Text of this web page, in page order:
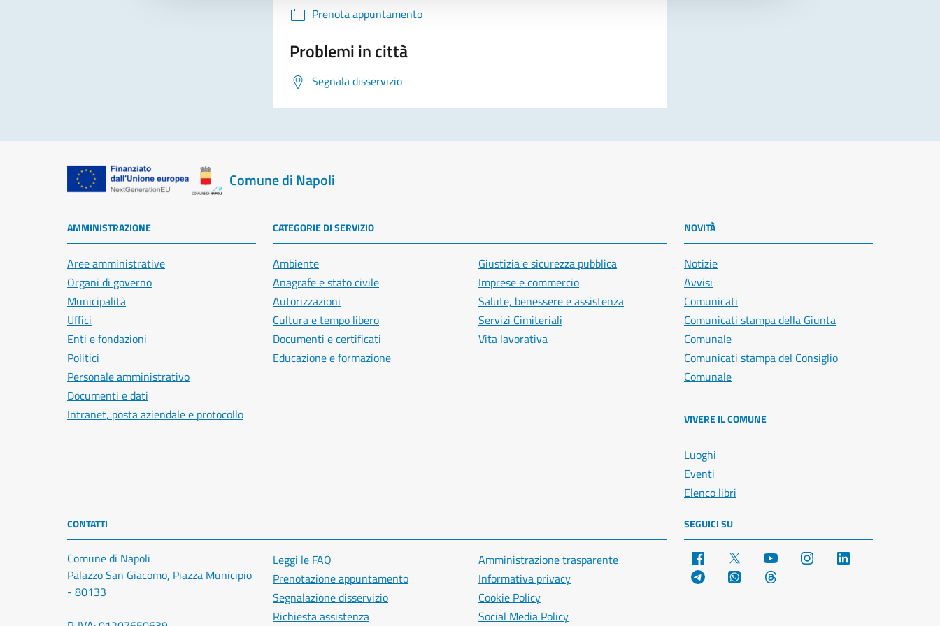
Prenota appuntamento
Problemi in città
Segnala disservizio
Comune di Napoli
AMMINISTRAZIONE
Aree amministrative
Organi di governo
Municipalità
Uffici
Enti e fondazioni
Politici
Personale amministrativo
Documenti e dati
Intranet, posta aziendale e protocollo
CATEGORIE DI SERVIZIO
Ambiente
Anagrafe e stato civile
Autorizzazioni
Cultura e tempo libero
Documenti e certificati
Educazione e formazione
Giustizia e sicurezza pubblica
Imprese e commercio
Salute, benessere e assistenza
Servizi Cimiteriali
Vita lavorativa
NOVITÀ
Notizie
Avvisi
Comunicati
Comunicati stampa della Giunta
Comunale
Comunicati stampa del Consiglio
Comunale
VIVERE IL COMUNE
Luoghi
Eventi
Elenco libri
CONTATTI
Comune di Napoli
Palazzo San Giacomo, Piazza Municipio
- 80133
Leggi le FAQ
Prenotazione appuntamento
Segnalazione disservizio
Richiesta assistenza
Amministrazione trasparente
Informativa privacy
Cookie Policy
Social Media Policy
SEGUICI SU
Facebook YouTube Instagram
Telegram WhatsApp